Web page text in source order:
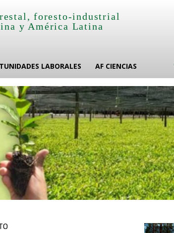
foresto-industrial
y América Latina
LABORALES AF CIENCIAS